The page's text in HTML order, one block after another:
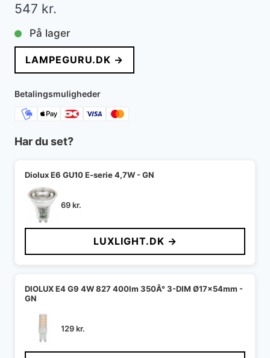
547 kr.
På lager
LAMPEGURU.DK →
Betalingsmuligheder
Har du set?
Diolux E6 GU10 E-serie 4,7W - GN
69kr.
LUXLIGHT.DK →
DIOLUX E4 G9 4W 827 400lm 350Â° 3-DIM Ø17x54mm -
GN
129kr.